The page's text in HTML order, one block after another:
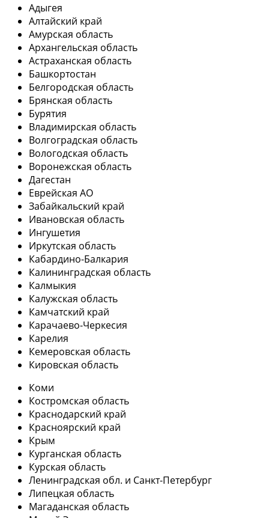
Адыгея
Алтайский край
Амурская область
Архангельская область
Астраханская область
Башкортостан
Белгородская область
Брянская область
Бурятия
Владимирская область
Волгоградская область
Вологодская область
Воронежская область
Дагестан
Еврейская АО
Забайкальский край
Ивановская область
Ингушетия
Иркутская область
Кабардино-Балкария
Калининградская область
Калмыкия
Калужская область
Камчатский край
Карачаево-Черкесия
Карелия
Кемеровская область
Кировская область
Коми
Костромская область
Краснодарский край
Красноярский край
Крым
Курганская область
Курская область
Ленинградская обл. и Санкт-Петербург
Липецкая область
Магаданская область